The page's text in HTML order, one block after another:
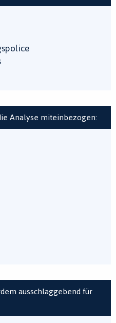
Analyse miteinbezogen:
ausschlaggebend für